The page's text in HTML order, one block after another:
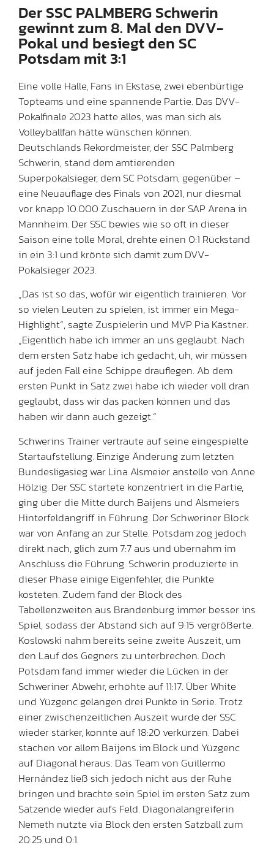
Der SSC PALMBERG Schwerin
gewinnt zum 8. Mal den DVV-
Pokal und besiegt den SC
Potsdam mit 3:1
Eine volle Halle, Fans in Ekstase, zwei ebenbürtige
Topteams und eine spannende Partie. Das DVV-
Pokalfinale 2023 hatte alles, was man sich als
Volleyballfan hätte wünschen können.
Deutschlands Rekordmeister, der SSC Palmberg
Schwerin, stand dem amtierenden
Superpokalsieger, dem SC Potsdam, gegenüber –
eine Neuauflage des Finals von 2021, nur diesmal
vor knapp 10.000 Zuschauern in der SAP Arena in
Mannheim. Der SSC bewies wie so oft in dieser
Saison eine tolle Moral, drehte einen 0:1 Rückstand
in ein 3:1 und krönte sich damit zum DVV-
Pokalsieger 2023.
„Das ist so das, wofür wir eigentlich trainieren. Vor
so vielen Leuten zu spielen, ist immer ein Mega-
Highlight“, sagte Zuspielerin und MVP Pia Kästner.
„Eigentlich habe ich immer an uns geglaubt. Nach
dem ersten Satz habe ich gedacht, uh, wir müssen
auf jeden Fall eine Schippe drauflegen. Ab dem
ersten Punkt in Satz zwei habe ich wieder voll dran
geglaubt, dass wir das packen können und das
haben wir dann auch gezeigt.“
Schwerins Trainer vertraute auf seine eingespielte
Startaufstellung. Einzige Änderung zum letzten
Bundesligasieg war Lina Alsmeier anstelle von Anne
Hölzig. Der SSC startete konzentriert in die Partie,
ging über die Mitte durch Baijens und Alsmeiers
Hinterfeldangriff in Führung. Der Schweriner Block
war von Anfang an zur Stelle. Potsdam zog jedoch
direkt nach, glich zum 7:7 aus und übernahm im
Anschluss die Führung. Schwerin produzierte in
dieser Phase einige Eigenfehler, die Punkte
kosteten. Zudem fand der Block des
Tabellenzweiten aus Brandenburg immer besser ins
Spiel, sodass der Abstand sich auf 9:15 vergrößerte.
Koslowski nahm bereits seine zweite Auszeit, um
den Lauf des Gegners zu unterbrechen. Doch
Potsdam fand immer wieder die Lücken in der
Schweriner Abwehr, erhöhte auf 11:17. Über White
und Yüzgenc gelangen drei Punkte in Serie. Trotz
einer zwischenzeitlichen Auszeit wurde der SSC
wieder stärker, konnte auf 18:20 verkürzen. Dabei
stachen vor allem Baijens im Block und Yüzgenc
auf Diagonal heraus. Das Team von Guillermo
Hernández ließ sich jedoch nicht aus der Ruhe
bringen und brachte sein Spiel im ersten Satz zum
Satzende wieder aufs Feld. Diagonalangreiferin
Nemeth nutzte via Block den ersten Satzball zum
20:25 und 0:1.